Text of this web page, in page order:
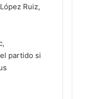
Ruiz,
partido si